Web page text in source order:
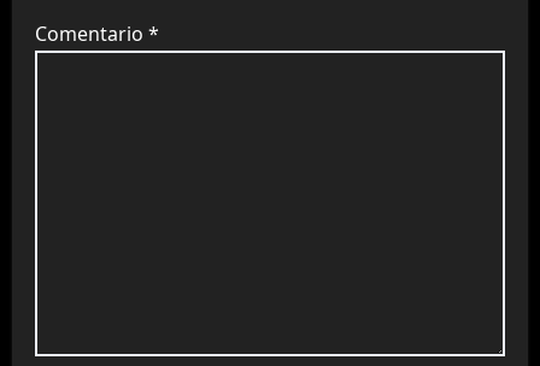
Comentario *